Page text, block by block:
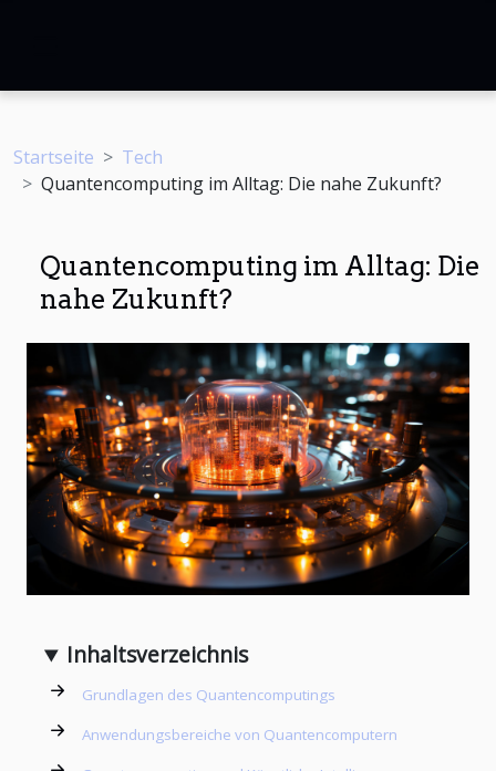
Startseite
Tech
Quantencomputing im Alltag: Die nahe Zukunft?
Quantencomputing im Alltag: Die
nahe Zukunft?
Inhaltsverzeichnis
Grundlagen des Quantencomputings
Anwendungsbereiche von Quantencomputern